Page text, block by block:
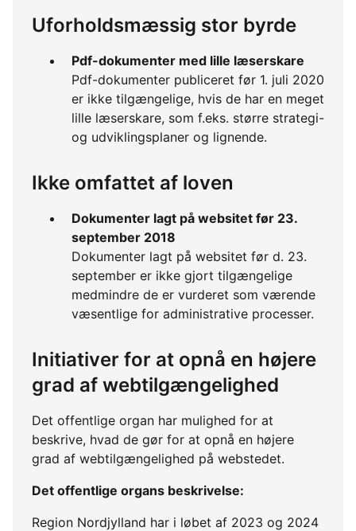
Uforholdsmæssig stor byrde
Pdf-dokumenter med lille læserskare
Pdf-dokumenter publiceret før 1. juli 2020
er ikke tilgængelige, hvis de har en meget
lille læserskare, som f.eks. større strategi-
og udviklingsplaner og lignende.
Ikke omfattet af loven
Dokumenter lagt på websitet før 23.
september 2018
Dokumenter lagt på websitet før d. 23.
september er ikke gjort tilgængelige
medmindre de er vurderet som værende
væsentlige for administrative processer.
Initiativer for at opnå en højere
grad af webtilgængelighed
Det offentlige organ har mulighed for at
beskrive, hvad de gør for at opnå en højere
grad af webtilgængelighed på webstedet.
Det offentlige organs beskrivelse:
Region Nordjylland har i løbet af 2023 og 2024